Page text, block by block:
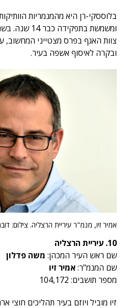
בלוססקי-רן היא מהמנמריות
ומשמשת
צוות האגף בפרס מצטייני
ובקרה לאיסוף אשפה בעיר.
אמיר זיו, מנמ"ר עיריית הרצליה. צילום:
10. עיריית הרצליה
שם ראש העיר המכהן: משה פדלון
שם המנמ"ר:אמיר זיו
מספר תושבים: 104,172
זיו מוביל ויוזם בעיר תהליכים חוצי